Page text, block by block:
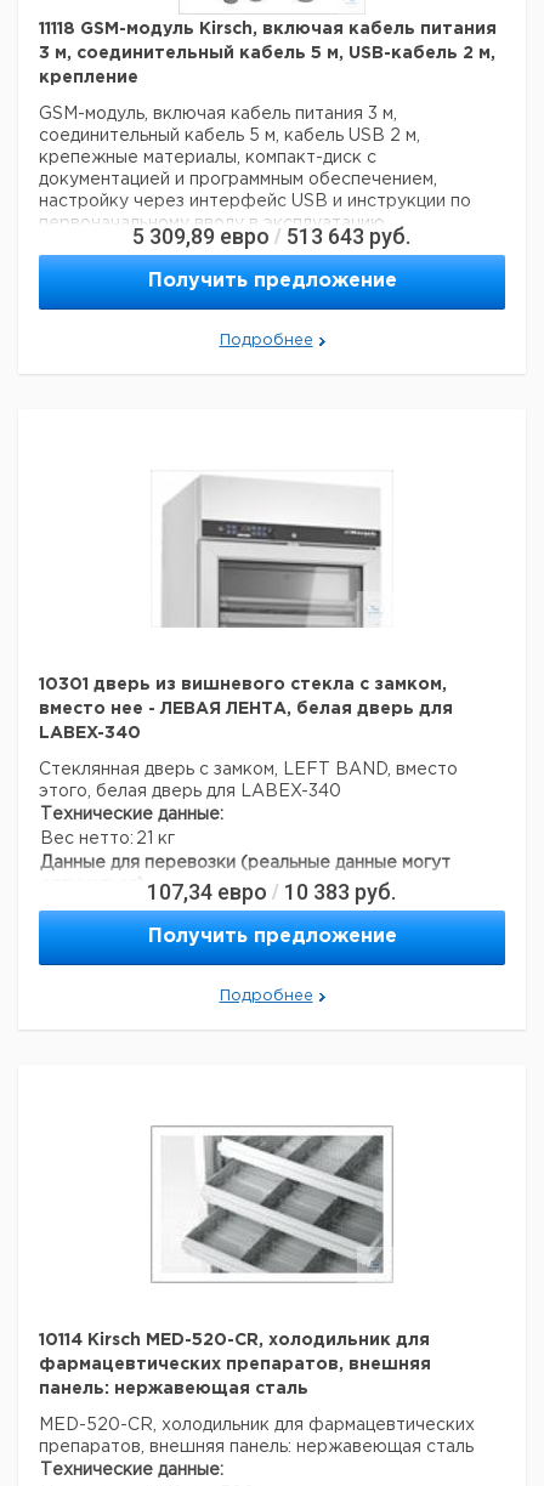
11118 GSM-модуль Kirsch, включая кабель питания
3 м, соединительный кабель 5 м, USB-кабель 2 м,
крепление
GSM-модуль, включая кабель питания 3 м,
соединительный кабель 5 м, кабель USB 2 м,
крепежные материалы, компакт-диск с
документацией и программным обеспечением,
настройку через интерфейс USB и инструкции по
первоначальному вводу в эксплуатацию
Технические данные:
Вес нетто:1 кг
Данные для перевозки (реальные данные могут
5 309,89 евро / 513 643 руб.
Получить предложение
Подробнее
10301 дверь из вишневого стекла с замком,
вместо нее - ЛЕВАЯ ЛЕНТА, белая дверь для
LABEX-340
Стеклянная дверь с замком, LEFT BAND, вместо
этого, белая дверь для LABEX-340
Технические данные:
Вес нетто: 21 кг
Данные для перевозки (реальные данные могут
107,34 евро / 10 383 руб.
Получить предложение
Подробнее
10114 Kirsch MED-520-CR, холодильник для
фармацевтических препаратов, внешняя
панель: нержавеющая сталь
MED-520-CR, холодильник для фармацевтических
препаратов, внешняя панель: нержавеющая сталь
Технические данные: